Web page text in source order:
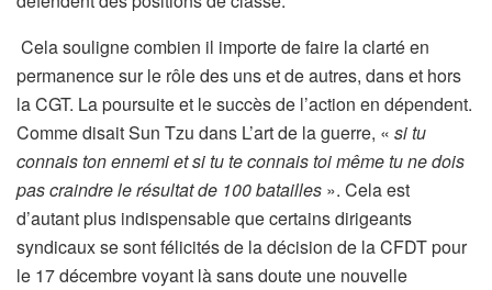
Cela souligne combien il importe de faire la clarté en
permanence sur le rôle des uns et de autres, dans et hors
la CGT. La poursuite et le succès de l’action en dépendent.
Comme disait Sun Tzu dans L’art de la guerre, « si tu
connais ton ennemi et si tu te connais toi même tu ne dois
pas craindre le résultat de 100 batailles ». Cela est
d’autant plus indispensable que certains dirigeants
syndicaux se sont félicités de la décision de la CFDT pour
le 17 décembre voyant là sans doute une nouvelle